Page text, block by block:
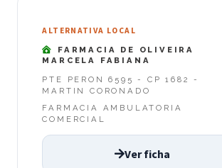
ALTERNATIVA LOCAL
FARMACIA DE OLIVEIRA
MARCELA FABIANA
PTE PERON 6595 - CP 1682 -
MARTIN CORONADO
FARMACIA AMBULATORIA
COMERCIAL
Ver ficha